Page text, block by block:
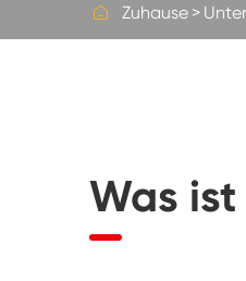
Thermische Kammern
 Zuhause
Was